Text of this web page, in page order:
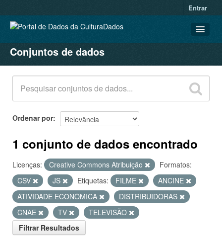
Entrar
CONJUNTOS DE DADOS
ORGANIZAÇÕES
GRUPOS
SOBRE
Conjuntos de dados
Ordenar por
1 conjunto de dados encontrado
Licenças: Creative Commons Atribuição
Formatos:
CSV
JS Etiquetas: FILME
ANCINE
ATIVIDADE ECONÔMICA
DISTRIBUIDORAS
CNAE
TV
TELEVISÃO
Filtrar Resultados